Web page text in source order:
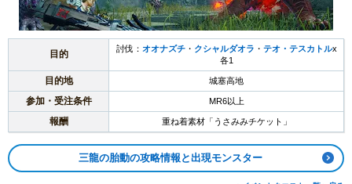
目的 討伐： オオナズチ・ クシャルダオラ ・ テオ・テスカトルx
各1
目的地 城塞高地
参加・受注条件 MR6以上
報酬 重ね着素材「うさみみチケット」
三龍の胎動の攻略情報と出現モンスター